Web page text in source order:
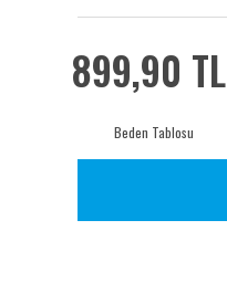
899,90 TL
Beden Tablosu